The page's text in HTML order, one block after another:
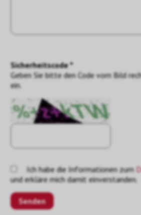
Sicherheitscode *
Geben Sie bitte den Code vom Bild
ein.
Ich habe die Informationen zum
und erkläre mich damit einverstanden.